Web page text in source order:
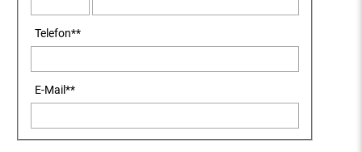
Telefon**
E-Mail**